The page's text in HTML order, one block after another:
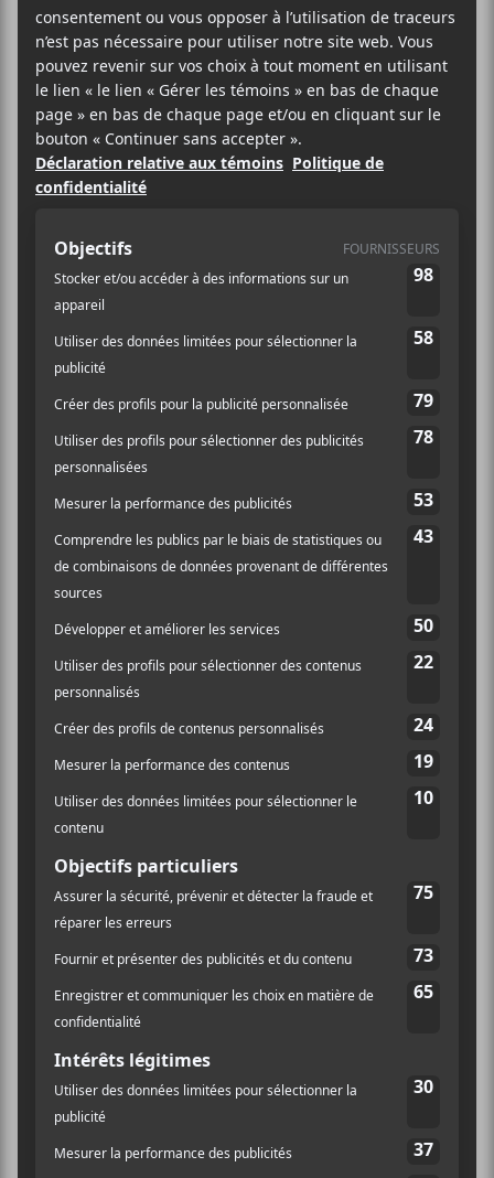
Date :
2022-11-08
Heure :
20:00 - 23:00
Prix :
20$
Catégorie
Spectacle
Site :
com/billets/mns22110
6001
Coup de coeur
francophone
Téléphone
(514) 253-3024
Voir le site Organisateur
LIEU
4521 Boul Saint-Laurent
Montreal
CCF 2022 | Mathieu Bérubé et Anaïs
Constantin
CCF 2022 |